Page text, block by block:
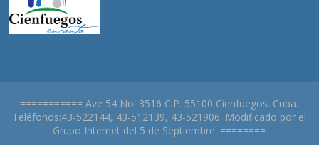
=========== Ave 54 No. 3516 C.P. 55100 Cienfuegos. Cuba.
Teléfonos:43-522144, 43-512139, 43-521906. Modificado por el
Grupo Internet del 5 de Septiembre. ========